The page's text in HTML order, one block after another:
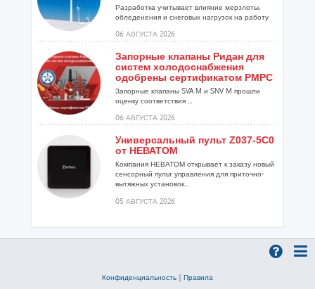
Разработка учитывает влияние мерзлоты,
обледенения и снеговых нагрузок на работу
06 АВГУСТА 2026
Запорные клапаны Ридан для
систем холодоснабжения
одобрены сертификатом РМРС
Запорные клапаны SVA M и SNV M прошли
оценку соответствия ...
06 АВГУСТА 2026
Универсальный пульт Z037-5C0
от НЕВАТОМ
Компания НЕВАТОМ открывает к заказу новый
сенсорный пульт управления для приточно-
вытяжных установок...
05 АВГУСТА 2026
расширения ...
Конфиденциальность | Правила